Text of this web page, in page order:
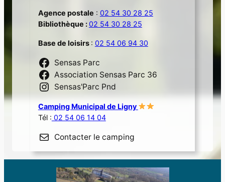
Agence postale : 02 54 30 28 25
Bibliothèque :02 54 30 28 25
Base de loisirs : 02 54 06 94 30
Sensas Parc
Association Sensas Parc 36
Sensas'Parc Pnd
Camping Municipal de Ligny
Tél : 02 54 06 14 04
Contacter le camping